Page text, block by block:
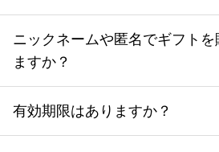
ニックネームや匿名でギフトを
ますか？
有効期限はありますか？